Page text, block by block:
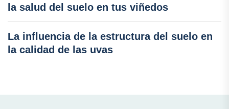
la salud del suelo en tus viñedos
La influencia de la estructura del suelo en
la calidad de las uvas